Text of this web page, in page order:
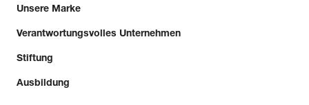
Unsere Marke
Verantwortungsvolles Unternehmen
Stiftung
Ausbildung